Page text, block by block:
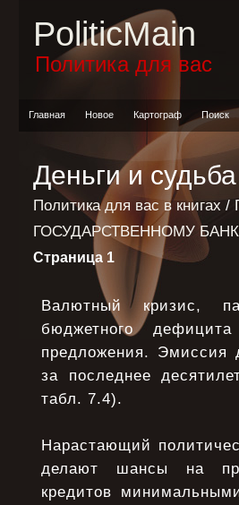
PoliticMain
Политика для вас
Главная Новое Картограф Поиск
Деньги и
Политика для вас в книгах /
ГОСУДАРСТВЕННОМУ
Страница 1
Валютный кризис,
бюджетного
предложения. Эмиссия
за последнее
табл. 7.4).
Нарастающий
делают шансы на
кредитов